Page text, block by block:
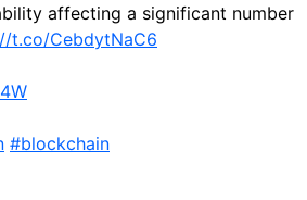
affecting a significant number
t.co/CebdytNaC6
#blockchain